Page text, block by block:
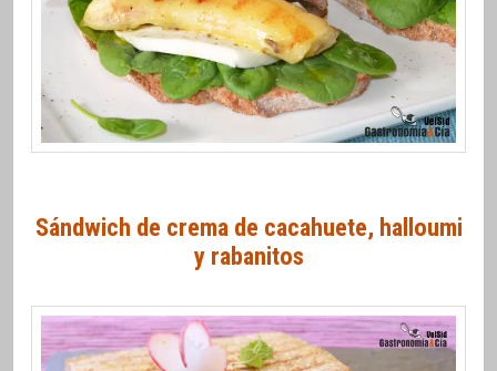
Sándwich de crema de cacahuete, halloumi
y rabanitos